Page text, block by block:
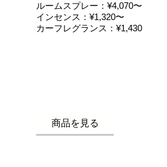
ルームスプレー：¥4,070〜
インセンス：¥1,320〜
​カーフレグランス：¥1,430
商品を見る